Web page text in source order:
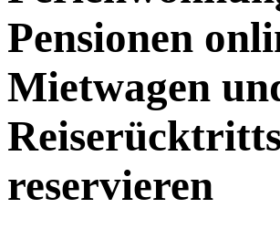
Pensionen
Mietwagen
reservieren